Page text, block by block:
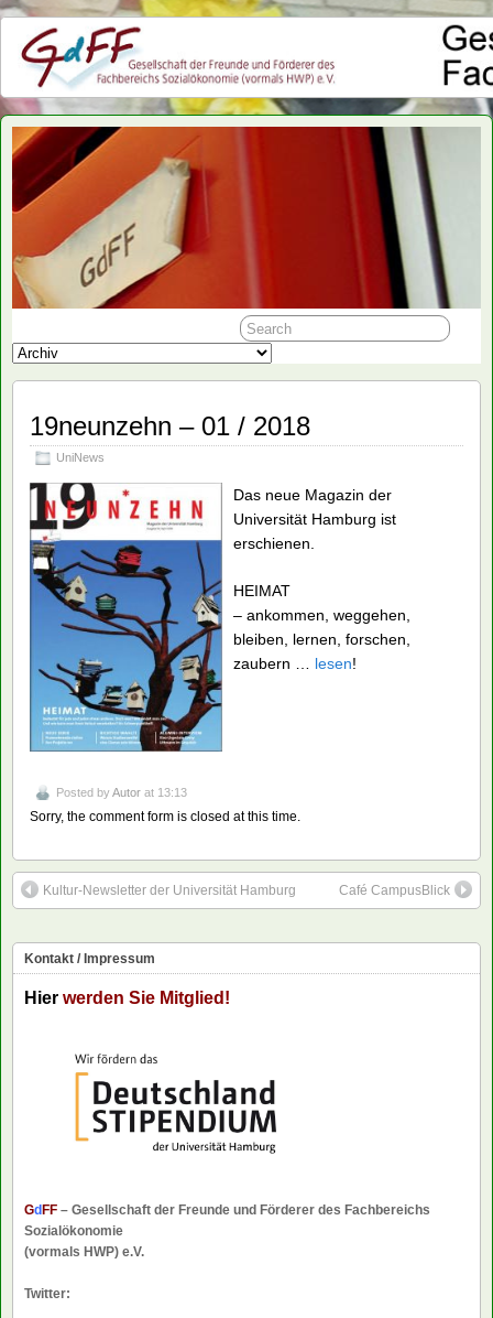
GdFF
19neunzehn – 01 / 2018
UniNews
Das neue Magazin der
Universität Hamburg ist
erschienen.
HEIMAT
– ankommen, weggehen,
bleiben, lernen, forschen,
zaubern … lesen!
Posted byAutor at 13:13
Sorry, the comment form is closed at this time.
Kultur-Newsletter der Universität Hamburg Café CampusBlick
Kontakt / Impressum
Hier werden Sie Mitglied!
Gd FF – Gesellschaft der Freunde und Förderer des Fachbereichs
Sozialökonomie
(vormals HWP) e.V.
Twitter: